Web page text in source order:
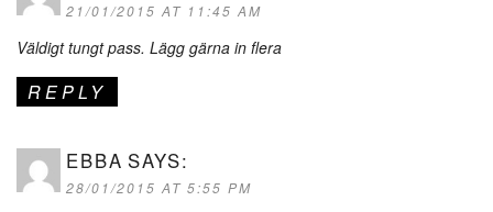
21/01/2015 AT 11:45 AM
Väldigt tungt pass. Lägg gärna in flera
REPLY
EBBA SAYS:
28/01/2015 AT 5:55 PM